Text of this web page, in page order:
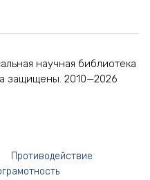
научная библиотека
защищены. 2010—2026
Противодействие